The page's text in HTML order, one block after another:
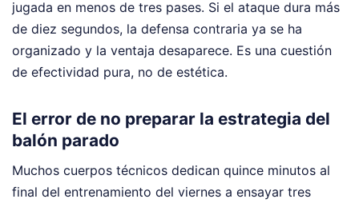
jugada en menos de tres pases. Si el ataque dura más
de diez segundos, la defensa contraria ya se ha
organizado y la ventaja desaparece. Es una cuestión
de efectividad pura, no de estética.
El error de no preparar la estrategia del
balón parado
Muchos cuerpos técnicos dedican quince minutos al
final del entrenamiento del viernes a ensayar tres